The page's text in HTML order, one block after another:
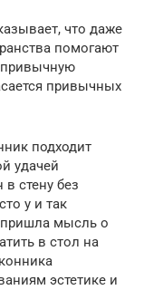
что даже
помогают
привычную
привычных
подходит
удачей
стену без
у и так
мысль о
в стол на
эстетике и